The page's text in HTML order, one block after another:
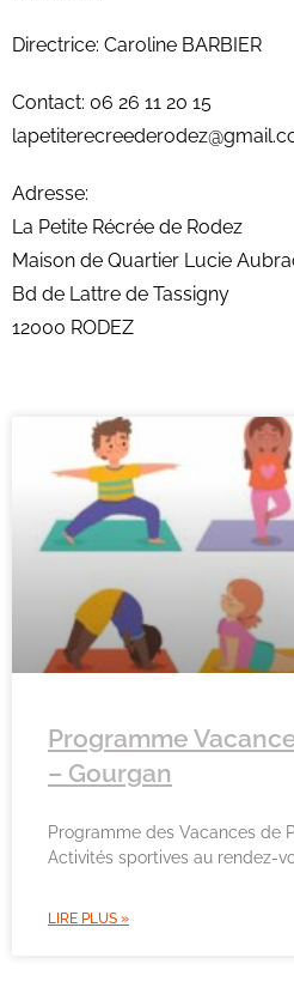
Directrice: Caroline BARBIER
Contact: 06 26 11 20 15
Adresse:
La Petite Récrée de Rodez
Maison de Quartier Lucie
Bd de Lattre de Tassigny
12000 RODEZ
Programme
– Gourgan
Programme des Vacances de
Activités sportives au rendez-
LIRE PLUS »